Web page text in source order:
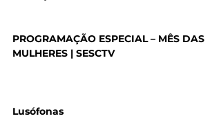
PROGRAMAÇÃO ESPECIAL – MÊS DAS
MULHERES | SESCTV
Lusófonas